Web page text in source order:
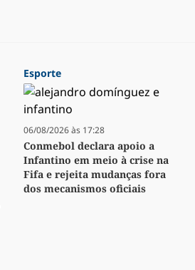
Esporte
06/08/2026 às 17:28
Conmebol declara apoio a
Infantino em meio à crise na
Fifa e rejeita mudanças fora
dos mecanismos oficiais